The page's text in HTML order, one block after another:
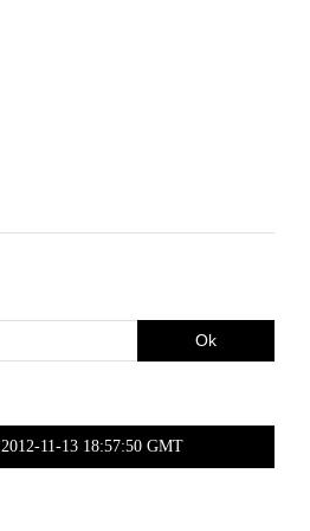
2012-11-13 18:57:50 GMT